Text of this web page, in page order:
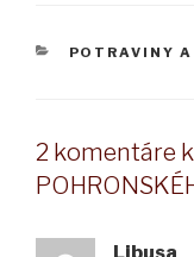
KATEGÓRIE
POTRAVINY
2 komentáre k